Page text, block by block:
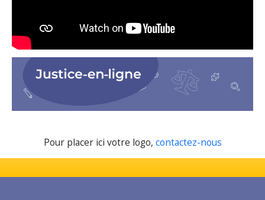
Pour placer ici votre logo, contactez-nous